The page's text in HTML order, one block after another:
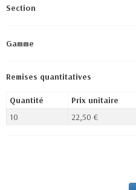
Section
Gamme
Remises quantitatives
Quantité Prix unitaire
10
22,50 €